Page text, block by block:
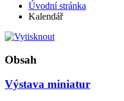
Úvodní stránka
Kalendář
Obsah
Výstava miniatur